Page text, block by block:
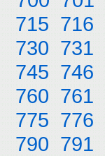
715 716
730 731
745 746
760 761
775 776
790 791